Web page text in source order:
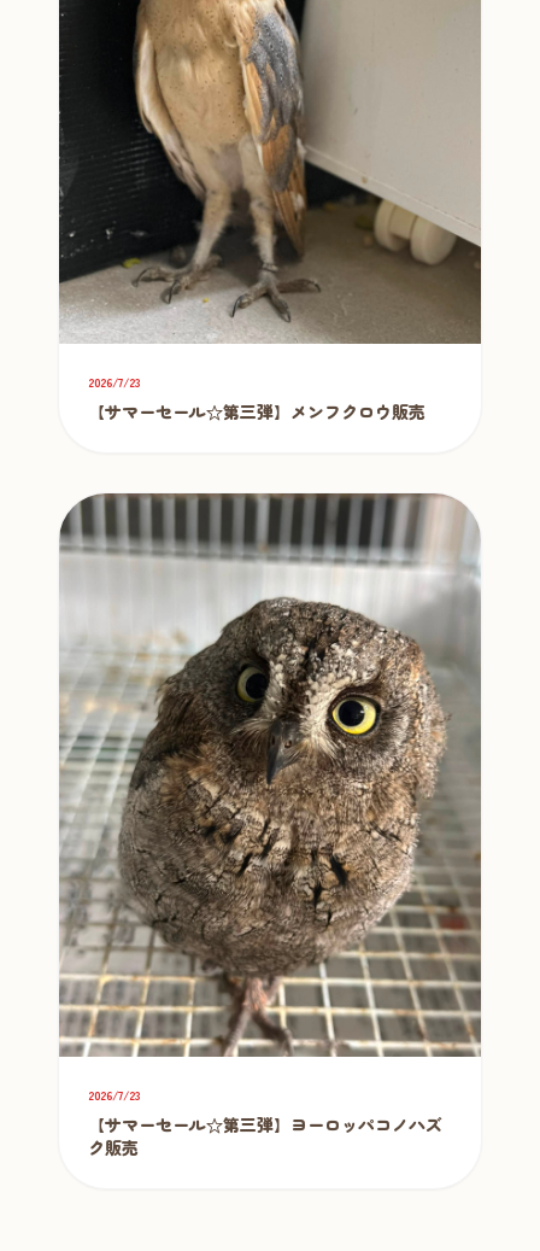
2026/7/23
【サマーセール☆第三弾】メンフクロウ販売
2026/7/23
【サマーセール☆第三弾】ヨーロッパコノハズ
ク販売